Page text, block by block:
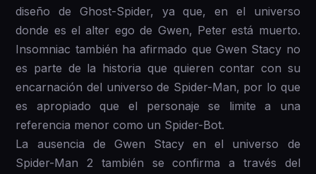
diseño de Ghost-Spider, ya que, en el universo
donde es el alter ego de Gwen, Peter está muerto.
Insomniac también ha afirmado que Gwen Stacy no
es parte de la historia que quieren contar con su
encarnación del universo de Spider-Man, por lo que
es apropiado que el personaje se limite a una
referencia menor como un Spider-Bot.
La ausencia de Gwen Stacy en el universo de
Spider-Man 2 también se confirma a través del